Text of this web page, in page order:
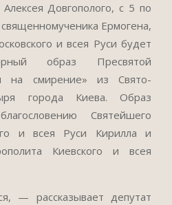
Довгополого, с 5 по
Ермогена,
и всея Руси будет
образ Пресвятой
на смирение» из Свято-
города Киева. Образ
Святейшего
и всея Руси Кирилла и
Киевского и всея
— рассказывает депутат